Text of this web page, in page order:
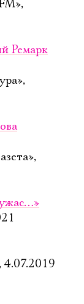
Ремарк
4.07.2019